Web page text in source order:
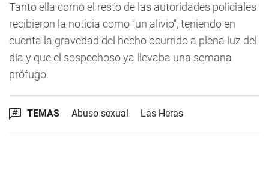
Tanto ella como el resto de las autoridades policiales
recibieron la noticia como "un alivio", teniendo en
cuenta la gravedad del hecho ocurrido a plena luz del
día y que el sospechoso ya llevaba una semana
prófugo.
TEMAS Abuso sexual Las Heras